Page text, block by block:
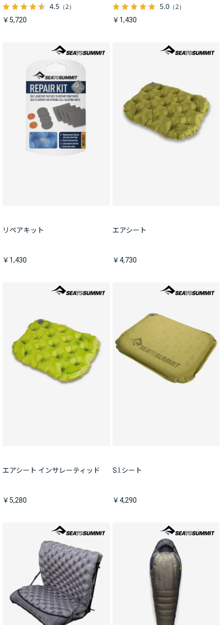
4.5 （2）
￥5,720
5.0（2）
￥1,430
リペアキット
￥1,430
エアシート
￥4,730
エアシート インサレーティッド
￥5,280
S.I.シート
￥4,290